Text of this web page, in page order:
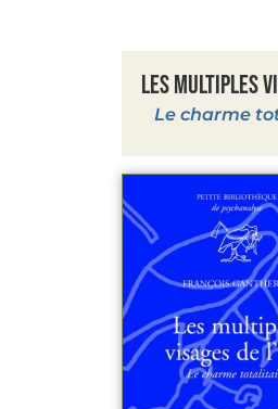
Les multiples
Le charme